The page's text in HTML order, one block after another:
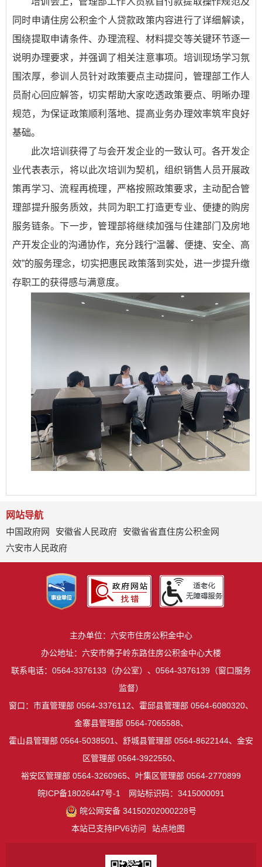
同时申请住房公积金个人贷款政策内容进行了详细解读，
围绕提取申请条件、办理流程、材料提交等关键环节逐一
说明办理要求，并强调了相关注意事项。培训现场学习氛
围浓厚，参训人员针对政策要点主动提问，管理部工作人
员耐心回应解答，切实帮助大家吃透政策要点、明晰办理
规范，为保证政策顺利落地、提高业务办理效率筑牢良好
基础。
此次培训获得了与会开发企业的一致认可。各开发企
业代表表示，将以此次培训为契机，组织销售人员开展政
策再学习、流程再梳理，严格按照政策要求，主动配合管
理部提升服务质效，共同为职工打造更专业、便捷的购房
服务链条。下一步，管理部将继续加强与住建部门及房地
产开发企业的沟通协作，充分践行“温馨、便捷、安全、高
效”的服务理念，切实把惠民政策落到实处，进一步提升缴
存职工的获得感与满意度。
网站导航
中国政府网
安徽省人民政府
安徽省省直住房公积金网
六安市人民政府
主办单位：六安市住房公积金中心
办公地址：六安市佛子岭东路住房公积金中心大楼
联系电话：0564-3376133（办公室）、0564-3376139（窗口服务
监督）
窗口：市直管理部 0564-3376112、霍邱县管理部 0564-6080320、
金寨县管理部 0564-7065588、
霍山县管理部 0564-5038501、舒城县管理部 0564-8622144、金安
区管理部 0564-3922550、
裕安区管理部 0564-3260965、叶集区管理部 0564-2770899
皖ICP备18026447号-1
网站标识码：3415000091
皖公网安备 34150202000228号
本站已支持IPV6访问
站点地图